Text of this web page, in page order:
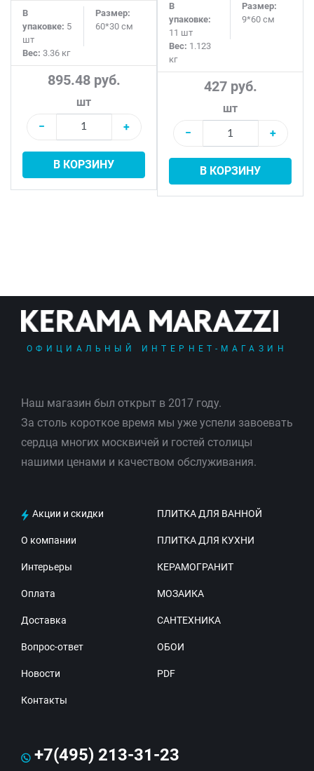
В
упаковке: 5
шт
Размер:
60*30 см
Вес: 3.36 кг
895.48 руб.
шт
−
+
В КОРЗИНУ
В
упаковке:
11 шт
Размер:
9*60 см
Вес: 1.123
кг
427 руб.
шт
−
+
В КОРЗИНУ
ОФИЦИАЛЬНЫЙ ИНТЕРНЕТ-МАГАЗИН
Наш магазин был открыт в 2017 году.
За столь короткое время мы уже успели завоевать
сердца многих москвичей и гостей столицы
нашими ценами и качеством обслуживания.
Акции и скидки
О компании
Интерьеры
Оплата
Доставка
Вопрос-ответ
Новости
Контакты
ПЛИТКА ДЛЯ ВАННОЙ
ПЛИТКА ДЛЯ КУХНИ
КЕРАМОГРАНИТ
МОЗАИКА
САНТЕХНИКА
ОБОИ
PDF
+7(495) 213-31-23